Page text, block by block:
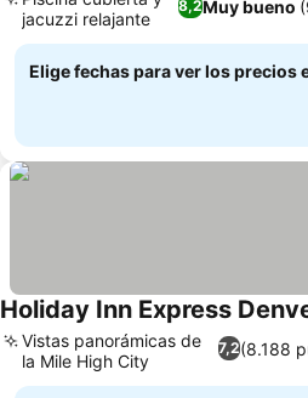
8,2Muy bueno
jacuzzi relajante
Elige fechas para ver los precios
Holiday Inn Express
7,2(8.188
Vistas panorámicas de
la Mile High City